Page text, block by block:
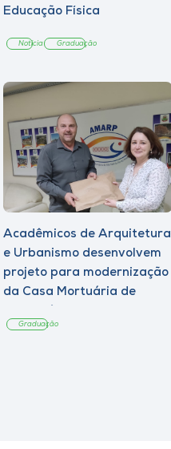
Educação Física
Notícia Graduação
Acadêmicos de Arquitetura
e Urbanismo desenvolvem
projeto para modernização
da Casa Mortuária de
Graduação